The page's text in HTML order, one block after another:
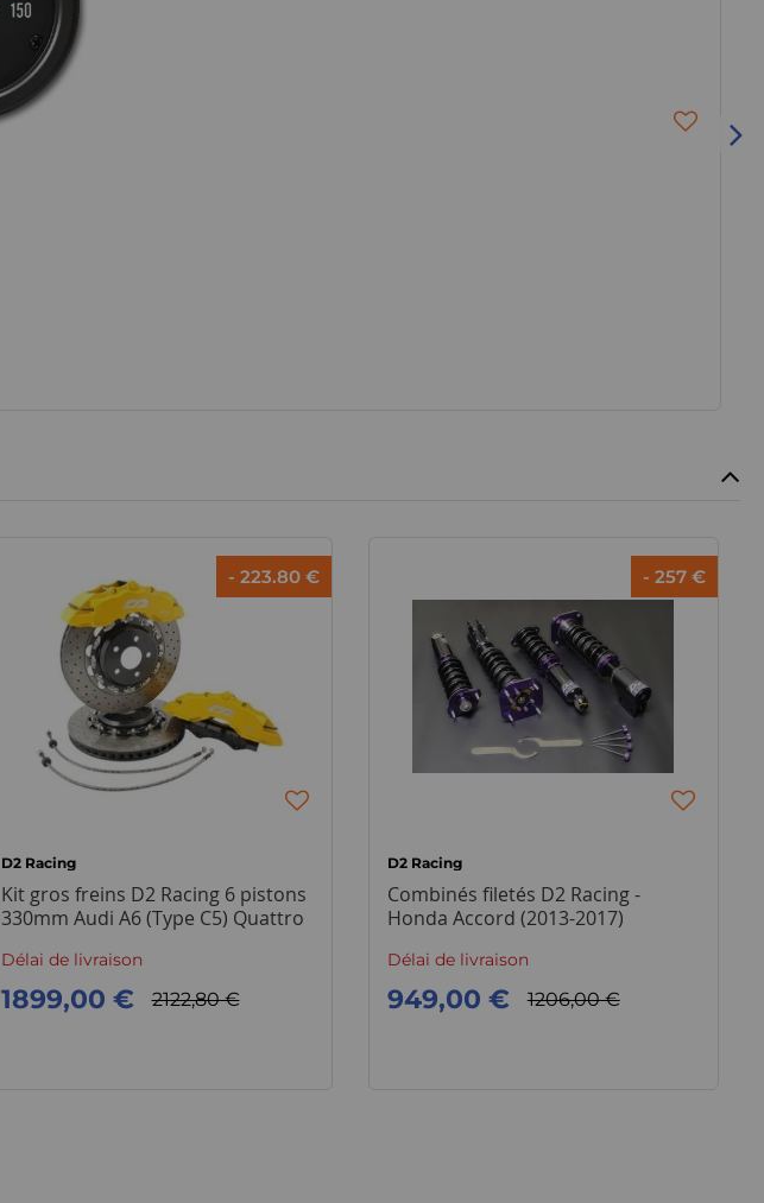
- 223.80 €
D2 Racing
Kit gros freins D2 Racing 6 pistons
330mm Audi A6 (Type C5) Quattro
Délai de livraison
2122,80 €
1899,00 €
- 257 €
D2 Racing
Combinés filetés D2 Racing -
Honda Accord (2013-2017)
Délai de livraison
1206,00 €
949,00 €